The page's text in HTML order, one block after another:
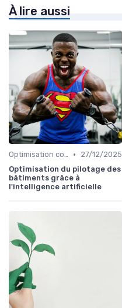
À lire aussi
Optimisation coûts •
27/12/2025
Optimisation du pilotage des
bâtiments grâce à
l'intelligence artificielle